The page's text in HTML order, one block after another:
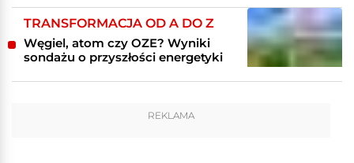
TRANSFORMACJA OD A DO Z
Węgiel, atom czy OZE? Wyniki
sondażu o przyszłości energetyki
REKLAMA